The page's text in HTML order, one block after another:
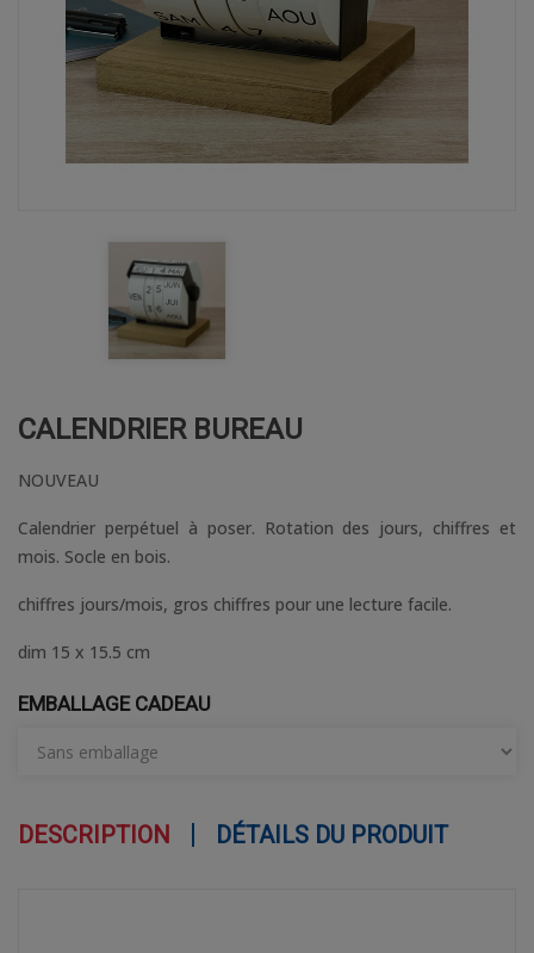
CALENDRIER BUREAU
NOUVEAU
Calendrier perpétuel à poser. Rotation des jours, chiffres et
mois. Socle en bois.
chiffres jours/mois, gros chiffres pour une lecture facile.
dim 15 x 15.5 cm
EMBALLAGE CADEAU
DESCRIPTION DÉTAILS DU PRODUIT